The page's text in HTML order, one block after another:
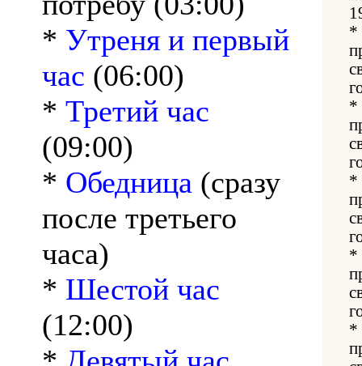
* Утреня и первый
час (06:00)
* Третий час
(09:00)
* Обедница (сразу
после третьего
часа)
* Шестой час
(12:00)
*
*
*
*
*